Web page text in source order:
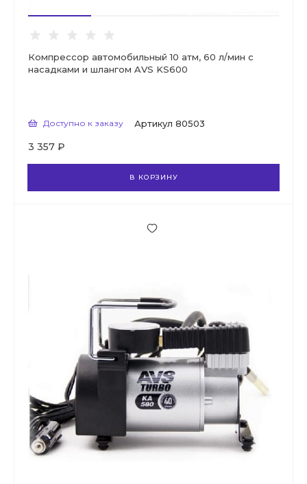
Компрессор автомобильный 10 атм, 60 л/мин с
насадками и шлангом AVS KS600
Доступно к заказу Артикул 80503
3 357 ₽
В КОРЗИНУ